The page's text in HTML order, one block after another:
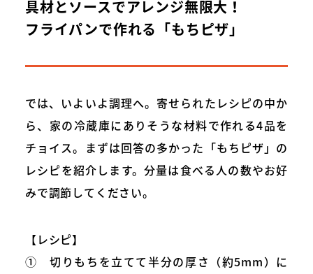
具材とソースでアレンジ無限大！
フライパンで作れる「もちピザ」
では、いよいよ調理へ。寄せられたレシピの中か
ら、家の冷蔵庫にありそうな材料で作れる4品を
チョイス。まずは回答の多かった「もちピザ」の
レシピを紹介します。分量は食べる人の数やお好
みで調節してください。
【レシピ】
① 切りもちを立てて半分の厚さ（約5mm）に